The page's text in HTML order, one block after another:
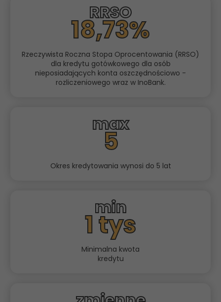
RRSO
18,73%
Rzeczywista Roczna Stopa Oprocentowania (RRSO)
dla kredytu gotówkowego dla osób
nieposiadających konta oszczędnościowo -
rozliczeniowego wraz w InoBank.
max
5
Okres kredytowania wynosi do 5 lat
min
1 tys
Minimalna kwota
kredytu